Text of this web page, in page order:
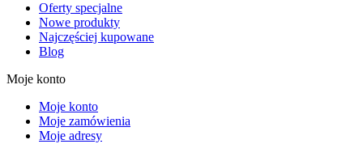
Oferty specjalne
Nowe produkty
Najczęściej kupowane
Blog
Moje konto
Moje konto
Moje zamówienia
Moje adresy